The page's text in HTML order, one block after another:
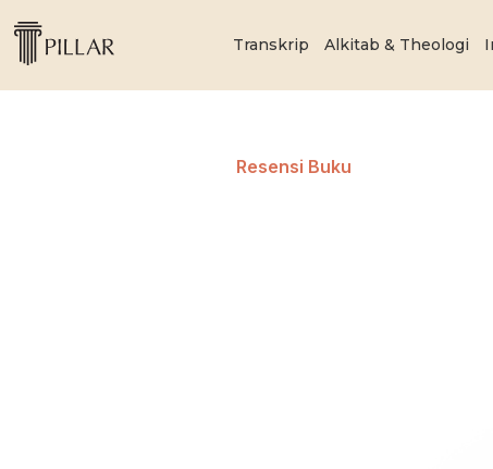
Transkrip Alkitab & Theologi
Resensi Buku